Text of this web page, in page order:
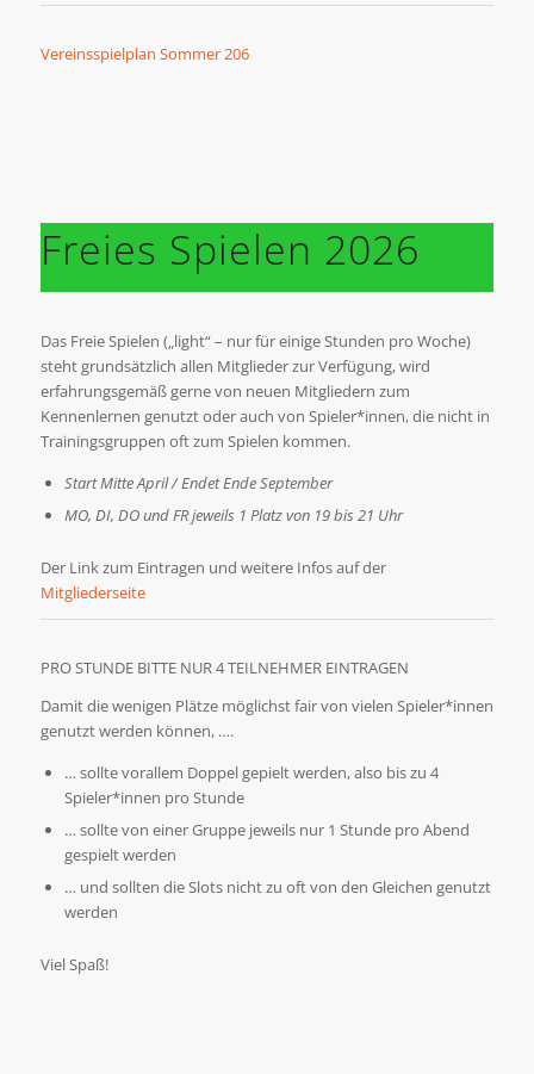
Vereinsspielplan Sommer 206
Freies Spielen 2026
Das Freie Spielen („light“ – nur für einige Stunden pro Woche)
steht grundsätzlich allen Mitglieder zur Verfügung, wird
erfahrungsgemäß gerne von neuen Mitgliedern zum
Kennenlernen genutzt oder auch von Spieler*innen, die nicht in
Trainingsgruppen oft zum Spielen kommen.
Start Mitte April / Endet Ende September
MO, DI, DO und FR jeweils 1 Platz von 19 bis 21 Uhr
Der Link zum Eintragen und weitere Infos auf der
Mitgliederseite
PRO STUNDE BITTE NUR 4 TEILNEHMER EINTRAGEN
Damit die wenigen Plätze möglichst fair von vielen Spieler*innen
genutzt werden können, ….
… sollte vorallem Doppel gepielt werden, also bis zu 4
Spieler*innen pro Stunde
… sollte von einer Gruppe jeweils nur 1 Stunde pro Abend
gespielt werden
… und sollten die Slots nicht zu oft von den Gleichen genutzt
werden
Viel Spaß!